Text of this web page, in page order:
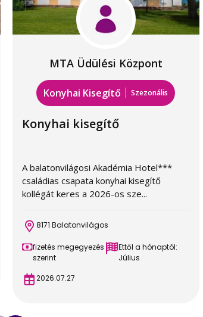
MTA Üdülési Központ
Konyhai Kisegítő Szezonális
Konyhai kisegítő
A balatonvilágosi Akadémia Hotel***
családias csapata konyhai kisegítő
kollégát keres a 2026-os sze...
8171 Balatonvilágos
fizetés megegyezés
szerint
Ettől a hónaptól:
Július
2026.07.27